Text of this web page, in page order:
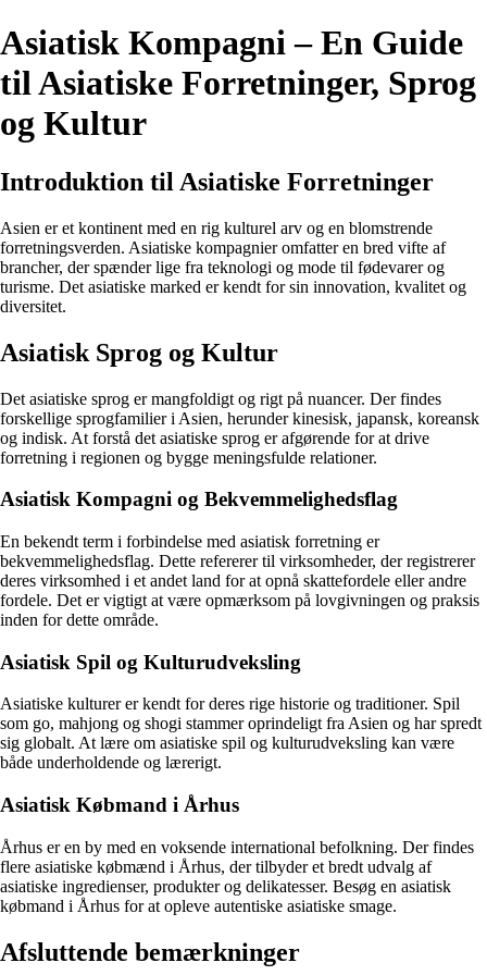
Asiatisk Kompagni – En Guide
til Asiatiske Forretninger, Sprog
og Kultur
Introduktion til Asiatiske Forretninger
Asien er et kontinent med en rig kulturel arv og en blomstrende
forretningsverden. Asiatiske kompagnier omfatter en bred vifte af
brancher, der spænder lige fra teknologi og mode til fødevarer og
turisme. Det asiatiske marked er kendt for sin innovation, kvalitet og
diversitet.
Asiatisk Sprog og Kultur
Det asiatiske sprog er mangfoldigt og rigt på nuancer. Der findes
forskellige sprogfamilier i Asien, herunder kinesisk, japansk, koreansk
og indisk. At forstå det asiatiske sprog er afgørende for at drive
forretning i regionen og bygge meningsfulde relationer.
Asiatisk Kompagni og Bekvemmelighedsflag
En bekendt term i forbindelse med asiatisk forretning er
bekvemmelighedsflag. Dette refererer til virksomheder, der registrerer
deres virksomhed i et andet land for at opnå skattefordele eller andre
fordele. Det er vigtigt at være opmærksom på lovgivningen og praksis
inden for dette område.
Asiatisk Spil og Kulturudveksling
Asiatiske kulturer er kendt for deres rige historie og traditioner. Spil
som go, mahjong og shogi stammer oprindeligt fra Asien og har spredt
sig globalt. At lære om asiatiske spil og kulturudveksling kan være
både underholdende og lærerigt.
Asiatisk Købmand i Århus
Århus er en by med en voksende international befolkning. Der findes
flere asiatiske købmænd i Århus, der tilbyder et bredt udvalg af
asiatiske ingredienser, produkter og delikatesser. Besøg en asiatisk
købmand i Århus for at opleve autentiske asiatiske smage.
Afsluttende bemærkninger